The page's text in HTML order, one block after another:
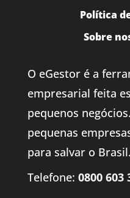
Política
Sobre
O eGestor é a
empresarial feita
pequenos
pequenas
para salvar o Brasil.
Telefone: 0800 603